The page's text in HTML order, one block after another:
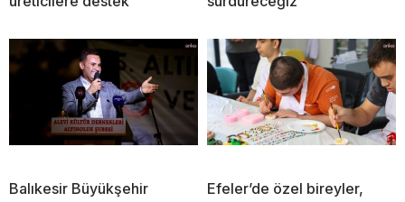
Balıkesir Büyükşehir
Efeler’de özel bireyler,